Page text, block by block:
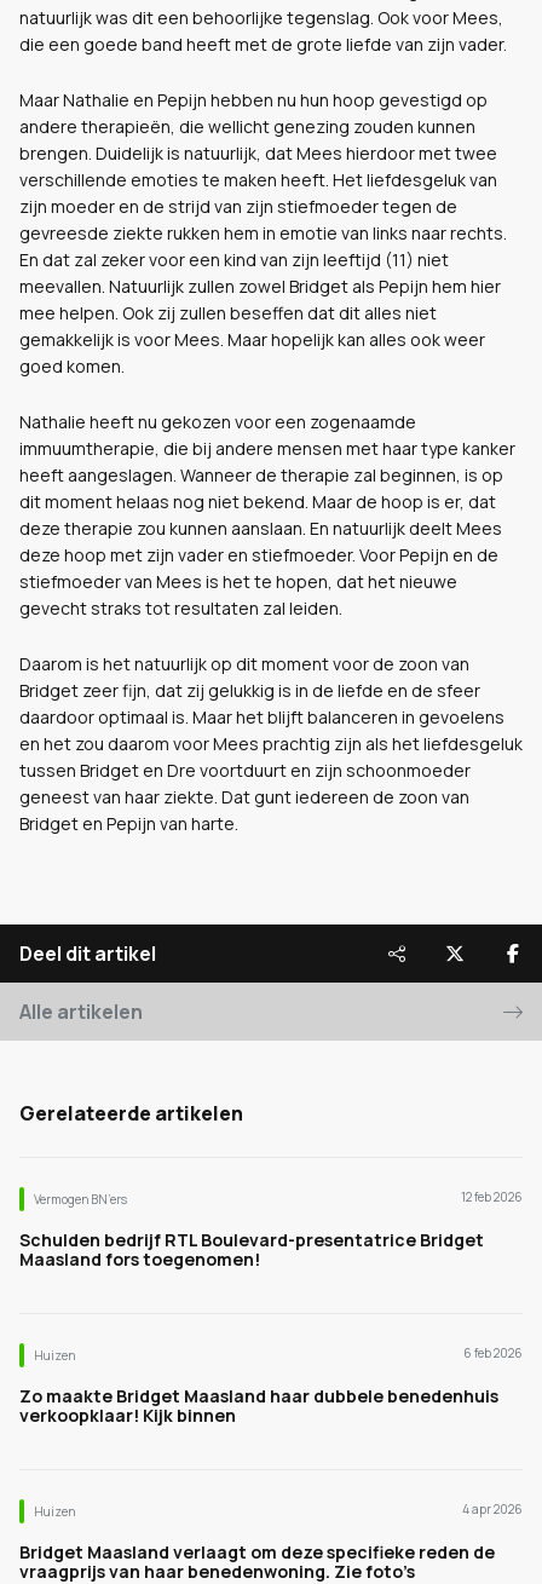
natuurlijk was dit een behoorlijke tegenslag. Ook voor Mees,
die een goede band heeft met de grote liefde van zijn vader.
Maar Nathalie en Pepijn hebben nu hun hoop gevestigd op
andere therapieën, die wellicht genezing zouden kunnen
brengen. Duidelijk is natuurlijk, dat Mees hierdoor met twee
verschillende emoties te maken heeft. Het liefdesgeluk van
zijn moeder en de strijd van zijn stiefmoeder tegen de
gevreesde ziekte rukken hem in emotie van links naar rechts.
En dat zal zeker voor een kind van zijn leeftijd (11) niet
meevallen. Natuurlijk zullen zowel Bridget als Pepijn hem hier
mee helpen. Ook zij zullen beseffen dat dit alles niet
gemakkelijk is voor Mees. Maar hopelijk kan alles ook weer
goed komen.
Nathalie heeft nu gekozen voor een zogenaamde
immuumtherapie, die bij andere mensen met haar type kanker
heeft aangeslagen. Wanneer de therapie zal beginnen, is op
dit moment helaas nog niet bekend. Maar de hoop is er, dat
deze therapie zou kunnen aanslaan. En natuurlijk deelt Mees
deze hoop met zijn vader en stiefmoeder. Voor Pepijn en de
stiefmoeder van Mees is het te hopen, dat het nieuwe
gevecht straks tot resultaten zal leiden.
Daarom is het natuurlijk op dit moment voor de zoon van
Bridget zeer fijn, dat zij gelukkig is in de liefde en de sfeer
daardoor optimaal is. Maar het blijft balanceren in gevoelens
en het zou daarom voor Mees prachtig zijn als het liefdesgeluk
tussen Bridget en Dre voortduurt en zijn schoonmoeder
geneest van haar ziekte. Dat gunt iedereen de zoon van
Bridget en Pepijn van harte.
Deel dit artikel
Alle artikelen
Gerelateerde artikelen
Vermogen BN’ers 12 feb 2026
Schulden bedrijf RTL Boulevard-presentatrice Bridget
Maasland fors toegenomen!
Huizen 6 feb 2026
Zo maakte Bridget Maasland haar dubbele benedenhuis
verkoopklaar! Kijk binnen
Huizen 4 apr 2026
Bridget Maasland verlaagt om deze specifieke reden de
vraagprijs van haar benedenwoning. Zie foto’s